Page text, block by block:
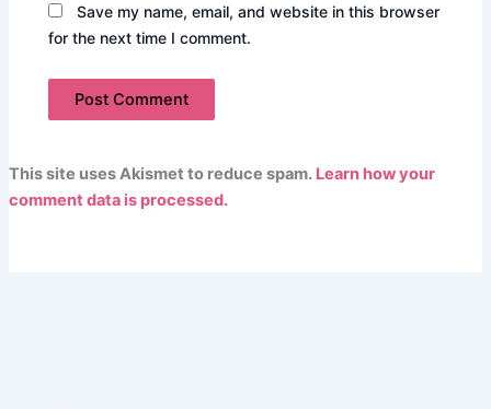
Save my name, email, and website in this browser
for the next time I comment.
This site uses Akismet to reduce spam. Learn how your
comment data is processed.